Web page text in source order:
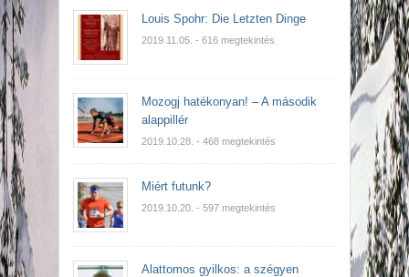
Louis Spohr: Die Letzten Dinge
2019.11.05. - 616 megtekintés
Mozogj hatékonyan! – A második
alappillér
2019.10.28. - 468 megtekintés
Miért futunk?
2019.10.20. - 597 megtekintés
Alattomos gyilkos: a szégyen